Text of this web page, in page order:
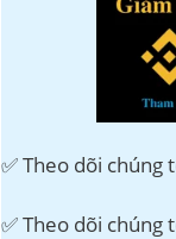
✅ Theo dõi chúng
✅ Theo dõi chúng